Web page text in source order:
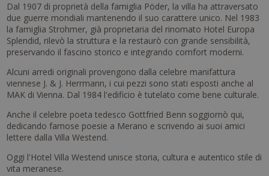
Dal 1907 di proprietà della famiglia Pöder, la villa ha attraversato
due guerre mondiali mantenendo il suo carattere unico. Nel 1983
la famiglia Strohmer, già proprietaria del rinomato Hotel Europa
Splendid, rilevò la struttura e la restaurò con grande sensibilità,
preservando il fascino storico e integrando comfort moderni.
Alcuni arredi originali provengono dalla celebre manifattura
viennese J. & J. Herrmann, i cui pezzi sono stati esposti anche al
MAK di Vienna. Dal 1984 l'edificio è tutelato come bene culturale.
Anche il celebre poeta tedesco Gottfried Benn soggiornò qui,
dedicando famose poesie a Merano e scrivendo ai suoi amici
lettere dalla Villa Westend.
Oggi l'Hotel Villa Westend unisce storia, cultura e autentico stile di
vita meranese.